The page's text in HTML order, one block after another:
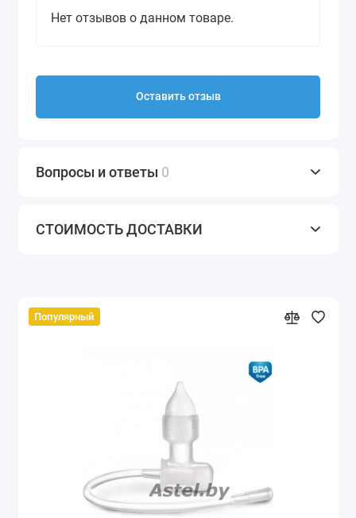
Нет отзывов о данном товаре.
Оставить отзыв
Вопросы и ответы 0
СТОИМОСТЬ ДОСТАВКИ
Популярный